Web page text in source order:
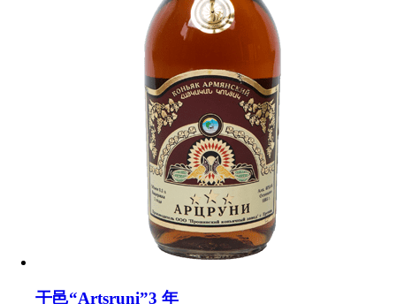
干邑“Artsruni”3 年